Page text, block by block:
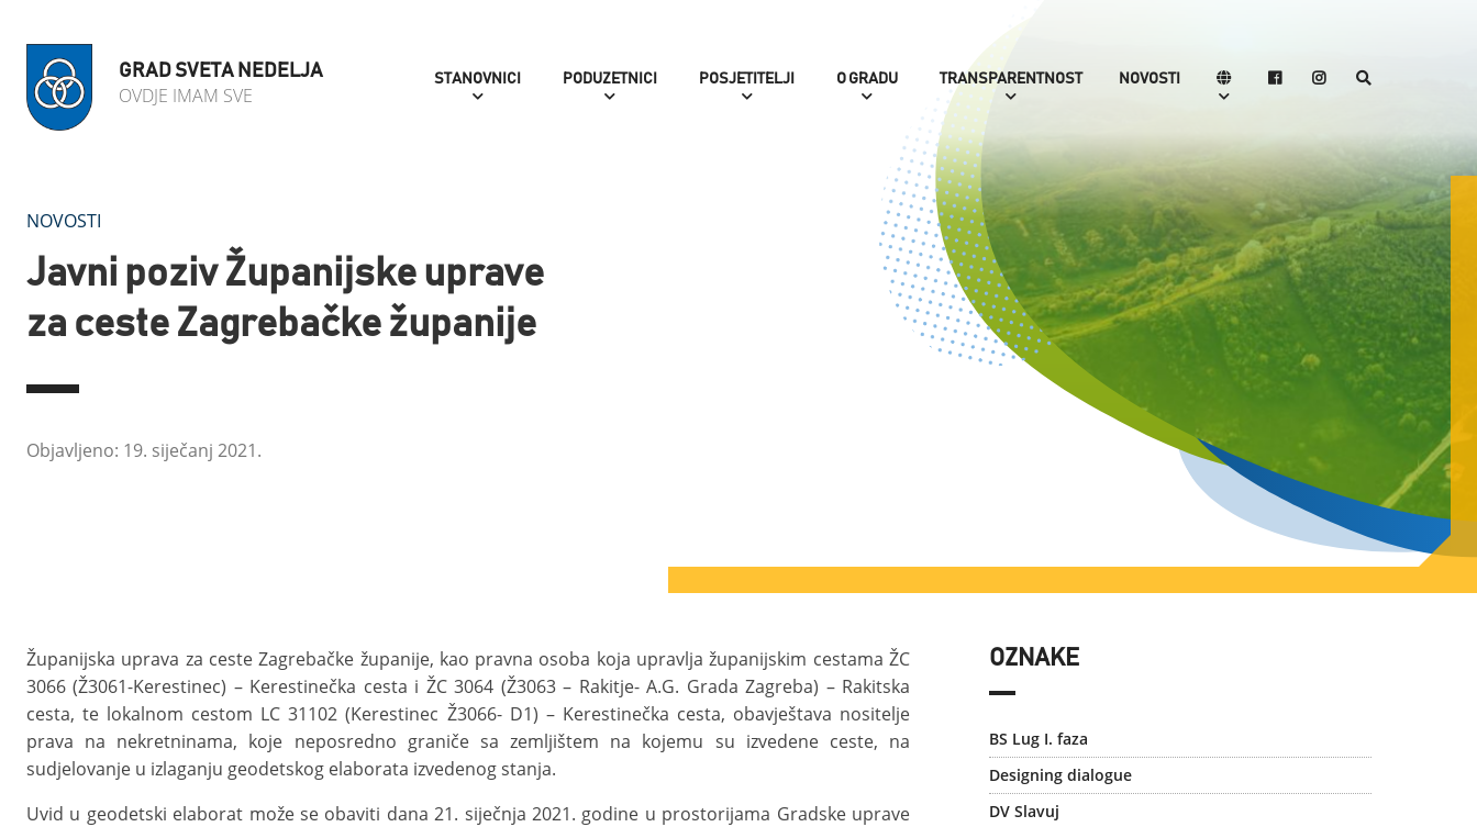
GRAD SVETA NEDELJA
OVDJE IMAM SVE
STANOVNICI PODUZETNICI POSJETITELJI O GRADU TRANSPARENTNOST NOVOSTI
NOVOSTI
Javni poziv Županijske uprave
za ceste Zagrebačke županije
Objavljeno: 19. siječanj 2021.
Županijska uprava za ceste Zagrebačke županije, kao pravna osoba koja upravlja županijskim cestama ŽC
3066 (Ž3061-Kerestinec) – Kerestinečka cesta i ŽC 3064 (Ž3063 – Rakitje- A.G. Grada Zagreba) – Rakitska
cesta, te lokalnom cestom LC 31102 (Kerestinec Ž3066- D1) – Kerestinečka cesta, obavještava nositelje
prava na nekretninama, koje neposredno graniče sa zemljištem na kojemu su izvedene ceste, na
sudjelovanje u izlaganju geodetskog elaborata izvedenog stanja.
Uvid u geodetski elaborat može se obaviti dana 21. siječnja 2021. godine u prostorijama Gradske uprave
OZNAKE
BS Lug I. faza
Designing dialogue
DV Slavuj